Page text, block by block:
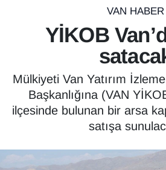
VAN HABER
YİKOB
Mülkiyeti Van Yatırım
Başkanlığına (VAN
ilçesinde bulunan bir arsa
satışa
BİLİM VE TEKNOLOJİ
Biyografi
ÇEVRE
Dernekler, Odalar
Van Namaz Vakitleri
Van Trafik Yoğunluk Haritası
Tüm Manşetler
Son Dakika Haberleri
Haber Arşivi